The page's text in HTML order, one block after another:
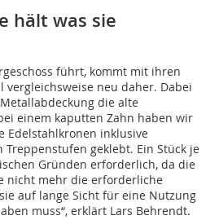
hält was sie
führt, kommt mit ihren
vergleichsweise neu daher. Dabei
die alte
einem kaputten Zahn haben wir
Edelstahlkronen inklusive
Treppenstufen geklebt. Ein Stück je
Gründen erforderlich, da die
nicht mehr die erforderliche
auf lange Sicht für eine Nutzung
muss“, erklärt Lars Behrendt.